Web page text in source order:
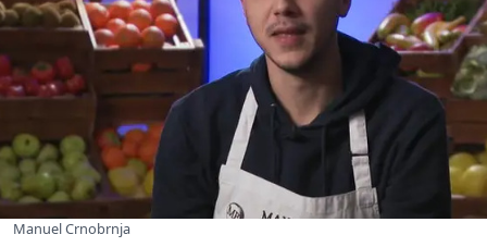
Manuel Crnobrnja